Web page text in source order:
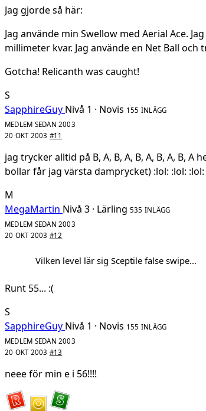
Jag gjorde så här:
Jag använde min Swellow med Aerial Ace.
millimeter kvar. Jag använde en Net Ball och
Gotcha! Relicanth was caught!
S
SapphireGuy Nivå 1 · Novis 155 INLÄGG
MEDLEM SEDAN 2003
20 OKT 2003 #11
jag trycker alltid på B, A, B, A, B, A, B, A, B, A
bollar får jag värsta damprycket) :lol: :lol: :lol:
M
MegaMartin Nivå 3 · Lärling 535 INLÄGG
MEDLEM SEDAN 2003
20 OKT 2003 #12
Vilken level lär sig Sceptile false swipe...
Runt 55... :(
S
SapphireGuy Nivå 1 · Novis 155 INLÄGG
MEDLEM SEDAN 2003
20 OKT 2003 #13
neee för min e i 56!!!!